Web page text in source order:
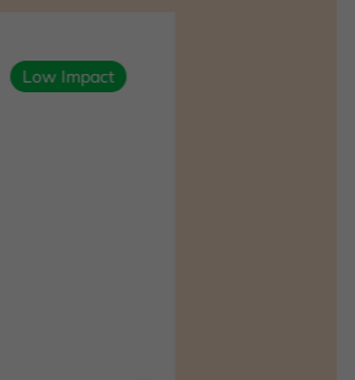
Low Impact